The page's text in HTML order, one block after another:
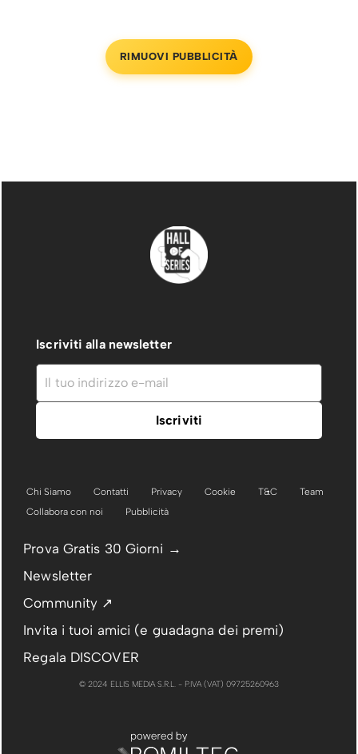
RIMUOVI PUBBLICITÀ
Iscriviti alla newsletter
Chi Siamo Contatti Privacy Cookie T&C
Team
Collabora con noi
Pubblicità
Prova Gratis 30 Giorni →
Newsletter
Community ↗
Invita i tuoi amici (e guadagna dei premi)
Regala DISCOVER
© 2024 ELLIS MEDIA S.R.L. - P.IVA (VAT) 09725260963